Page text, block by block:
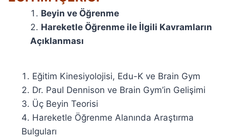
Beyin ve Öğrenme
Hareketle Öğrenme ile İlgili Kavramların
Açıklanması
Eğitim Kinesiyolojisi, Edu-K ve Brain Gym
Dr. Paul Dennison ve Brain Gym’in Gelişimi
Üç Beyin Teorisi
Hareketle Öğrenme Alanında Araştırma
Bulguları